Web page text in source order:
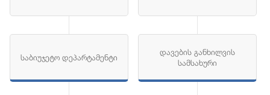
საბიუჯეტო დეპარტამენტი
დავების განხილვის
სამსახური